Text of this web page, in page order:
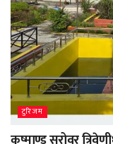
टुरिजम